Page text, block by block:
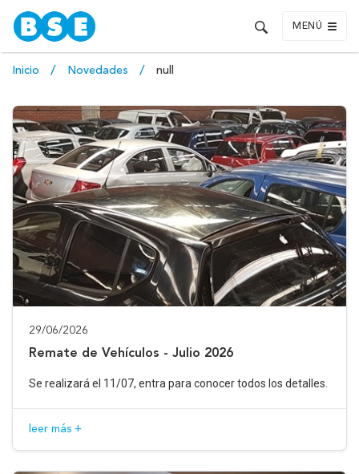
MENÚ
Inicio Novedades null
29/06/2026
Remate de Vehículos - Julio 2026
Se realizará el 11/07, entra para conocer todos los detalles.
leer más +